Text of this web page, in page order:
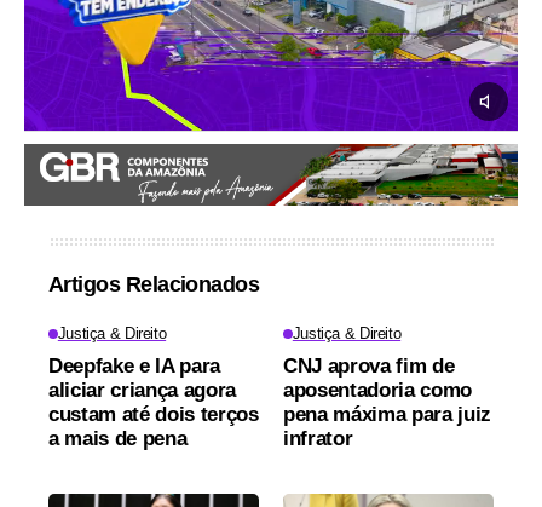
Artigos Relacionados
Justiça & Direito
Deepfake e IA para
aliciar criança agora
custam até dois terços
a mais de pena
Justiça & Direito
CNJ aprova fim de
aposentadoria como
pena máxima para juiz
infrator